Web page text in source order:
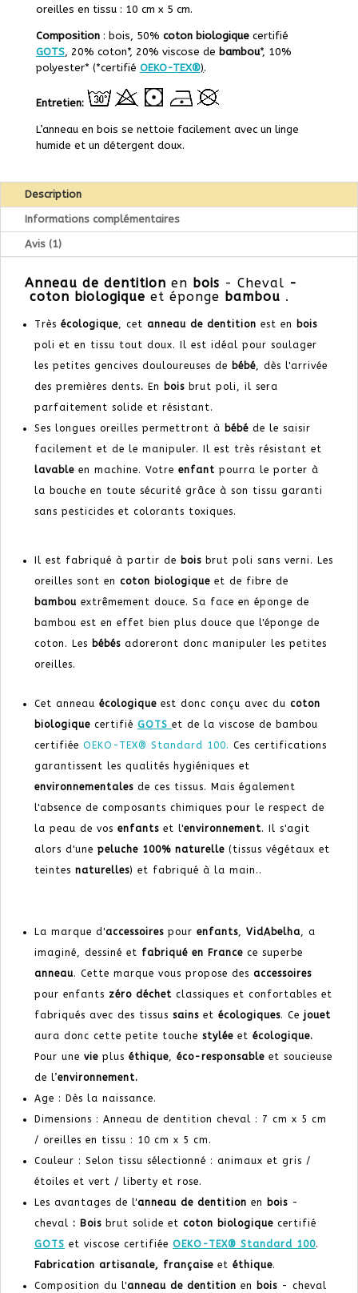
oreilles en tissu : 10 cm x 5 cm.
Composition: bois, 50% coton biologiquecertifié
GOTS, 20% coton*, 20% viscose de bambou*, 10%
polyester* (*certifié OEKO-TEX®).
Entretien:
L’anneau en bois se nettoie facilement avec un linge
humide et un détergent doux.
Description
Informations complémentaires
Avis (1)
Anneau de dentition en bois - Cheval -
coton biologique et éponge bambou .
Très écologique, cet anneau de dentition est en
bois
poli et en tissu tout doux. Il est idéal pour soulager
les petites gencives douloureuses de bébé, dès l'arrivée
des premières dents. En bois brut poli, il sera
parfaitement solide et résistant.
Ses longues oreilles permettront à bébé de le saisir
facilement et de le manipuler. Il est très résistant et
lavable en machine. Votre enfant pourra le porter à
la bouche en toute sécurité grâce à son tissu garanti
sans pesticides et colorants toxiques.
Il est fabriqué à partir de bois brut poli sans verni. Les
oreilles sont en coton biologique et de fibre de
bambou extrêmement douce. Sa face en éponge de
bambou est en effet bien plus douce que l'éponge de
coton. Les bébés adoreront donc manipuler les petites
oreilles.
Cet anneau écologique est donc conçu avec du coton
biologique certifié GOTS et de la viscose de bambou
certifiée OEKO-TEX® Standard 100. Ces certifications
garantissent les qualités hygiéniques et
environnementales de ces tissus. Mais également
l'absence de composants chimiques pour le respect de
la peau de vos enfants et l'environnement. Il s'agit
alors d'une peluche 100% naturelle (tissus végétaux et
teintes naturelles) et fabriqué à la main..
La marque d'accessoires pour enfants, VidAbelha, a
imaginé, dessiné et fabriqué en France ce superbe
anneau. Cette marque vous propose des accessoires
pour enfants zéro déchet classiques et confortables et
fabriqués avec des tissus sains et écologiques. Ce jouet
aura donc cette petite touche stylée et écologique.
Pour une vie plus éthique, éco-responsable et soucieuse
de l’environnement.
Age : Dès la naissance.
Dimensions : Anneau de dentition cheval : 7 cm x 5 cm
/ oreilles en tissu : 10 cm x 5 cm.
Couleur : Selon tissu sélectionné : animaux et gris /
étoiles et vert / liberty et rose.
Les avantages de l'anneau de dentition en bois -
cheval : Bois brut solide et coton biologique certifié
GOTS et viscose certifiée OEKO-TEX® Standard 100.
Fabrication artisanale, française et éthique.
Composition du l'anneau de dentition en bois - cheval